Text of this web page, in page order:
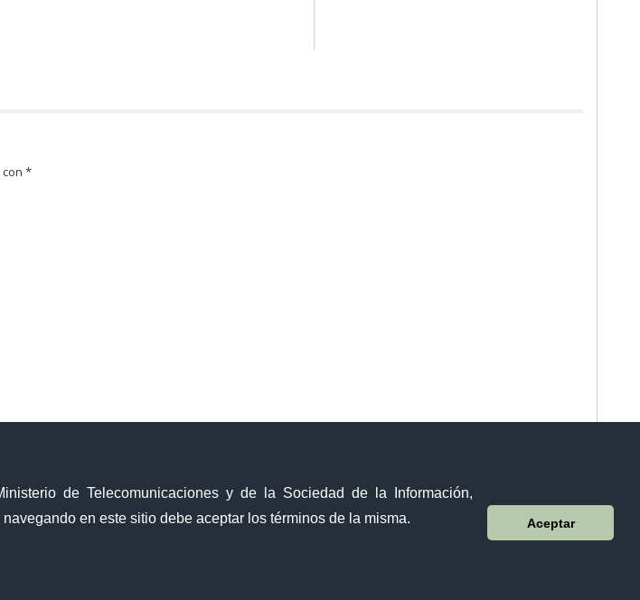
de Telecomunicaciones y de la Sociedad de la Información,
en este sitio debe aceptar los términos de la misma.
Aceptar
con*
Sistema Nacional de Información (SNI)